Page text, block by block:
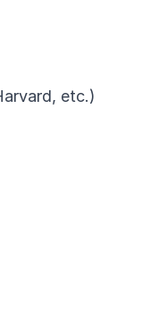
etc.)